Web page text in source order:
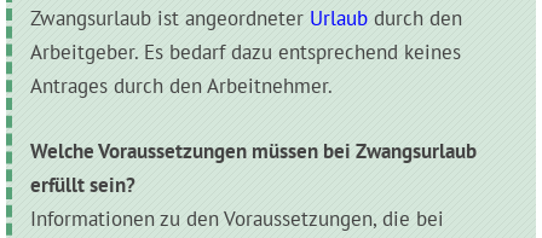
Zwangsurlaub ist angeordneter Urlaub durch den
Arbeitgeber. Es bedarf dazu entsprechend keines
Antrages durch den Arbeitnehmer.
Welche Voraussetzungen müssen bei Zwangsurlaub
erfüllt sein?
Informationen zu den Voraussetzungen, die bei